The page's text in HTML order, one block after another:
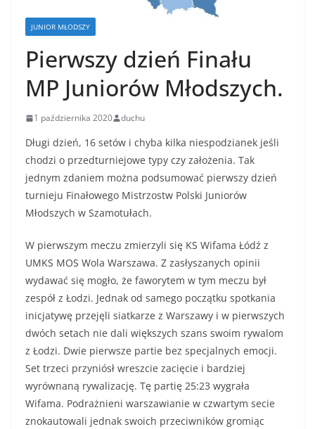
JUNIOR MŁODSZY
Pierwszy dzień Finału
MP Juniorów Młodszych.
1 października 2020 duchu
Długi dzień, 16 setów i chyba kilka niespodzianek jeśli
chodzi o przedturniejowe typy czy założenia. Tak
jednym zdaniem można podsumować pierwszy dzień
turnieju Finałowego Mistrzostw Polski Juniorów
Młodszych w Szamotułach.
W pierwszym meczu zmierzyli się KS Wifama Łódź z
UMKS MOS Wola Warszawa. Z zasłyszanych opinii
wydawać się mogło, że faworytem w tym meczu był
zespół z Łodzi. Jednak od samego początku spotkania
inicjatywę przejęli siatkarze z Warszawy i w pierwszych
dwóch setach nie dali większych szans swoim rywalom
z Łodzi. Dwie pierwsze partie bez specjalnych emocji.
Set trzeci przyniósł wreszcie zacięcie i bardziej
wyrównaną rywalizację. Tę partię 25:23 wygrała
Wifama. Podrażnieni warszawianie w czwartym secie
znokautowali jednak swoich przeciwników gromiąc